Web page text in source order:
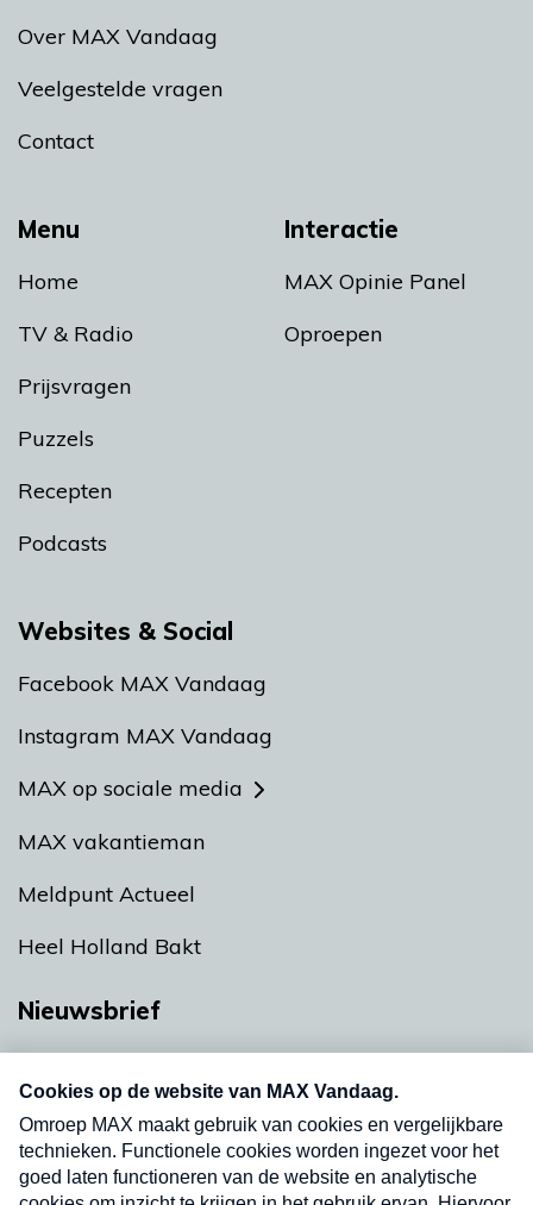
Menu
Home
TV & Radio
Prijsvragen
Puzzels
Recepten
Podcasts
Interactie
MAX Opinie Panel
Oproepen
Over MAX Vandaag
Veelgestelde vragen
Contact
Websites & Social
Facebook MAX Vandaag
Instagram MAX Vandaag
MAX op sociale media
MAX vakantieman
Meldpunt Actueel
Heel Holland Bakt
Nieuwsbrief
nieuwsbrief. Elke vrijdag- en dinsdagochtend in
uw mailbox.
Verzend